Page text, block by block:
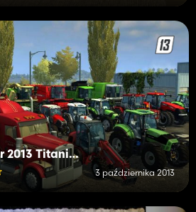
Farming Simulator 2013 Titanium Add-on
3 października 2013